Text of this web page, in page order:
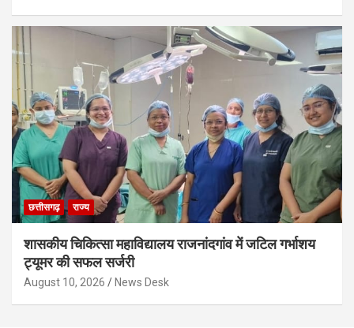
छत्तीसगढ़ राज्य
शासकीय चिकित्सा महाविद्यालय राजनांदगांव में जटिल गर्भाशय
ट्यूमर की सफल सर्जरी
August 10, 2026 News Desk